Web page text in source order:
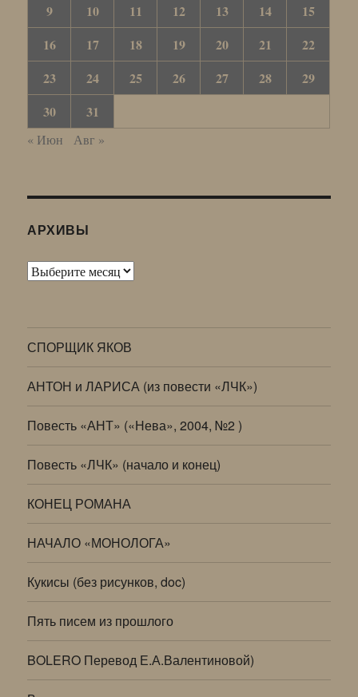
9
10 11 12 13 14
15
16
17 18 19 20 21
22
23
24 25 26 27 28
29
30
31
« Июн Авг »
АРХИВЫ
Архивы
СПОРЩИК ЯКОВ
АНТОН и ЛАРИСА (из повести «ЛЧК»)
Повесть «АНТ» («Нева», 2004, №2 )
Повесть «ЛЧК» (начало и конец)
КОНЕЦ РОМАНА
НАЧАЛО «МОНОЛОГА»
Кукисы (без рисунков, doc)
Пять писем из прошлого
BOLERO Перевод Е.А.Валентиновой)